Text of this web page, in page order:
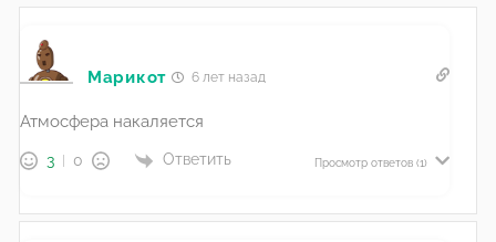
Марикот 6 лет назад
Атмосфера накаляется
3 0 Ответить Просмотр ответов (1)